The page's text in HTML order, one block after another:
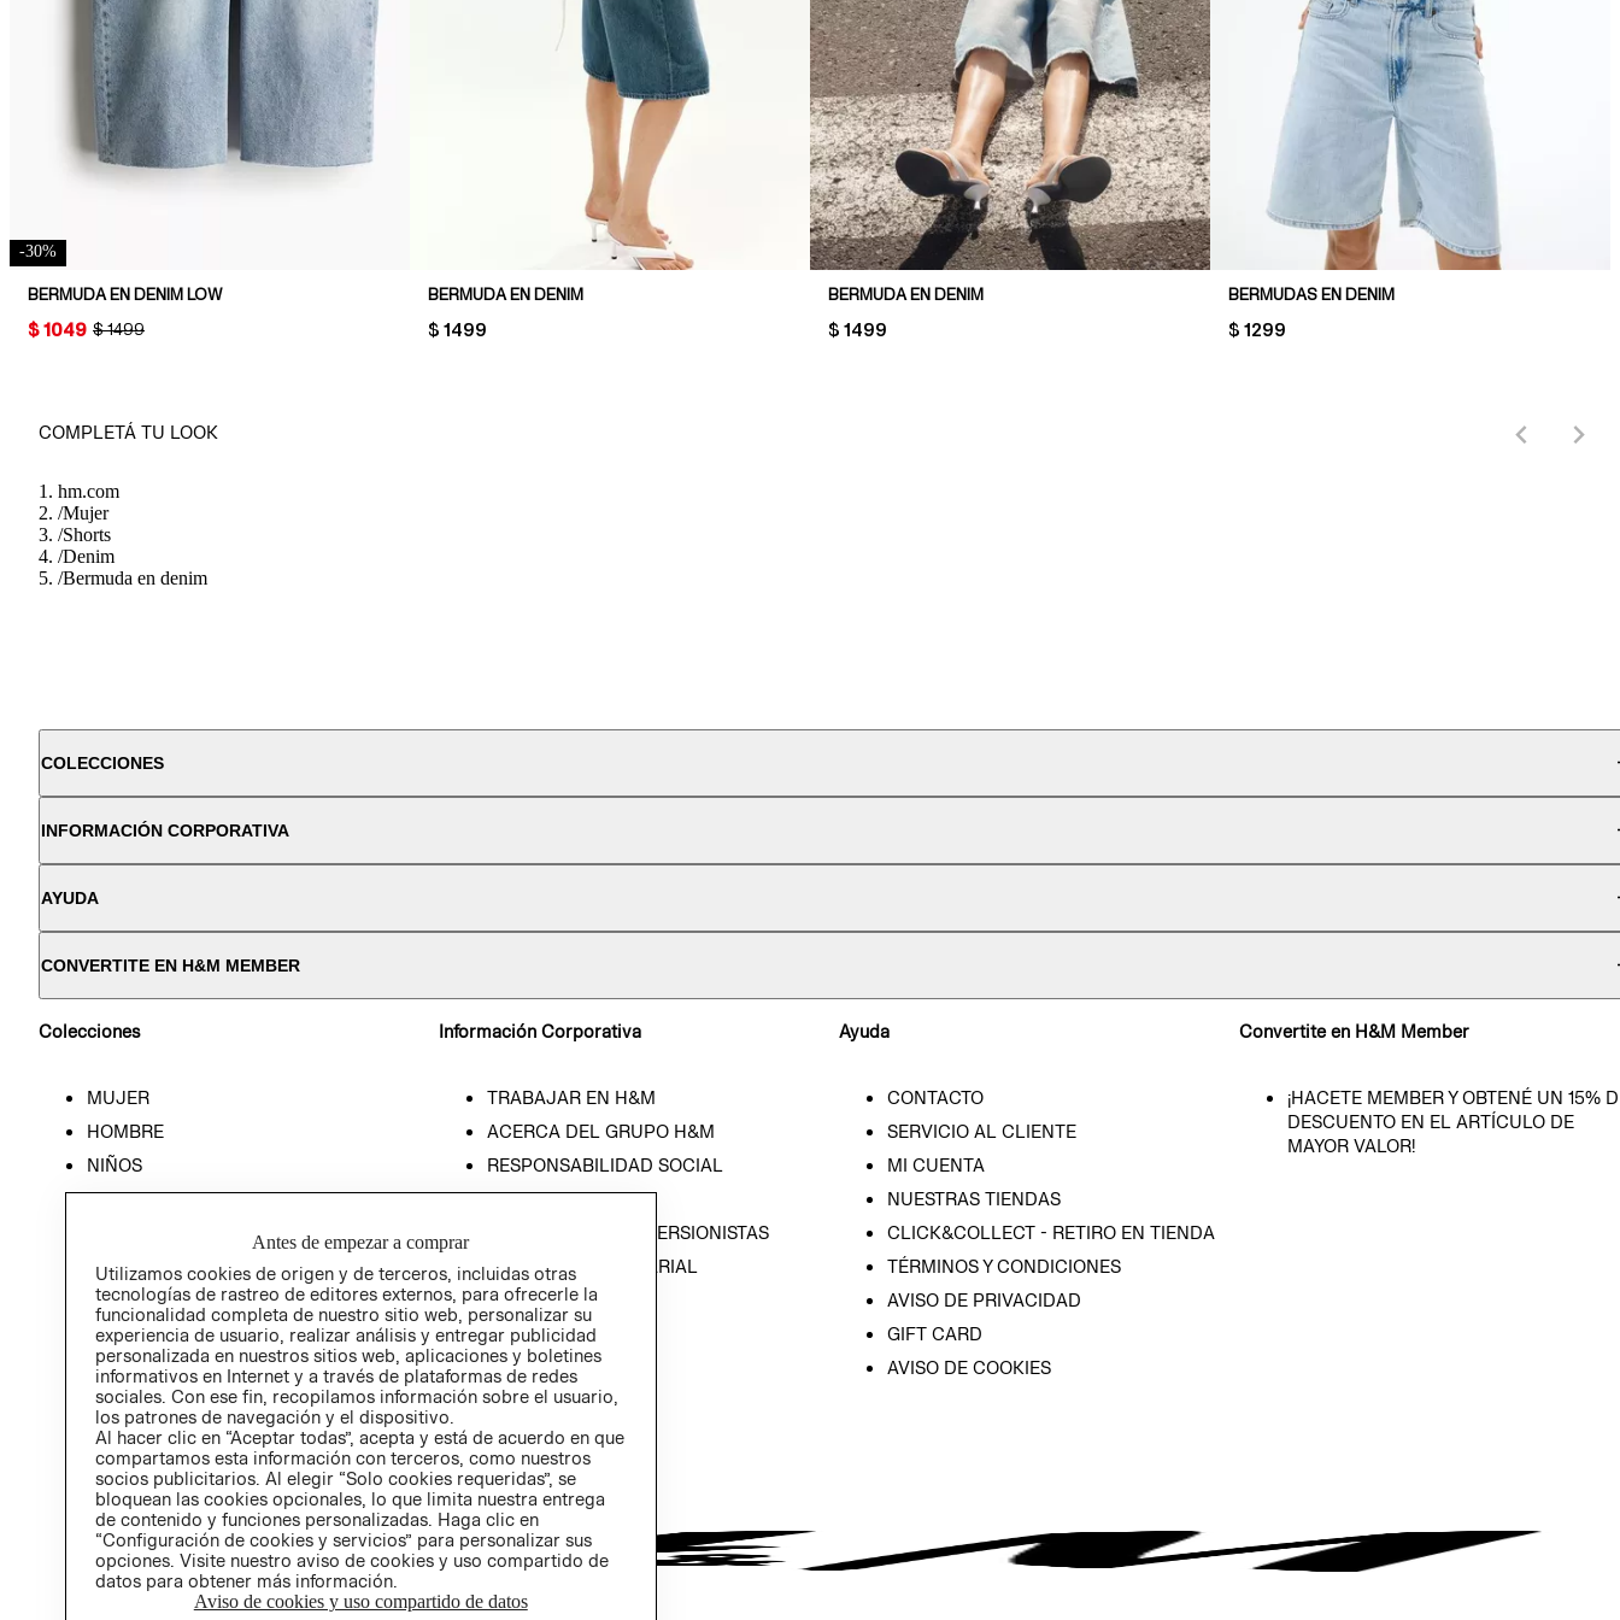
-30%
BERMUDA EN DENIM LOW
ORIGINAL PRICE:
$ 1499
PRICE:
$ 1049
BERMUDA EN DENIM
PRICE:
$ 1499
BERMUDA EN DENIM
PRICE:
$ 1499
BERMUDAS EN DENIM
PRICE:
$ 1299
COMPLETÁ TU LOOK
hm.com
/Mujer
/Shorts
/Denim
/Bermuda en denim
COLECCIONES
INFORMACIÓN CORPORATIVA
AYUDA
CONVERTITE EN H&M MEMBER
Colecciones
MUJER
HOMBRE
NIÑOS
HOME
Información Corporativa
TRABAJAR EN H&M
ACERCA DEL GRUPO H&M
RESPONSABILIDAD SOCIAL
PRENSA
RELACIÓN CON INVERSIONISTAS
POLÍTICA EMPRESARIAL
Ayuda
CONTACTO
SERVICIO AL CLIENTE
MI CUENTA
NUESTRAS TIENDAS
CLICK&COLLECT - RETIRO EN TIENDA
TÉRMINOS Y CONDICIONES
AVISO DE PRIVACIDAD
GIFT CARD
AVISO DE COOKIES
Convertite en H&M Member
¡HACETE MEMBER Y OBTENÉ UN 15%
DESCUENTO EN EL ARTÍCULO DE
MAYOR VALOR!
Antes de empezar a comprar
Utilizamos cookies de origen y de terceros, incluidas otras
tecnologías de rastreo de editores externos, para ofrecerle la
funcionalidad completa de nuestro sitio web, personalizar su
experiencia de usuario, realizar análisis y entregar publicidad
personalizada en nuestros sitios web, aplicaciones y boletines
informativos en Internet y a través de plataformas de redes
sociales. Con ese fin, recopilamos información sobre el usuario,
los patrones de navegación y el dispositivo.
Al hacer clic en “Aceptar todas”, acepta y está de acuerdo en que
compartamos esta información con terceros, como nuestros
socios publicitarios. Al elegir “Solo cookies requeridas”, se
bloquean las cookies opcionales, lo que limita nuestra entrega
de contenido y funciones personalizadas. Haga clic en
“Configuración de cookies y servicios” para personalizar sus
opciones. Visite nuestro aviso de cookies y uso compartido de
datos para obtener más información.
Aviso de cookies y uso compartido de datos